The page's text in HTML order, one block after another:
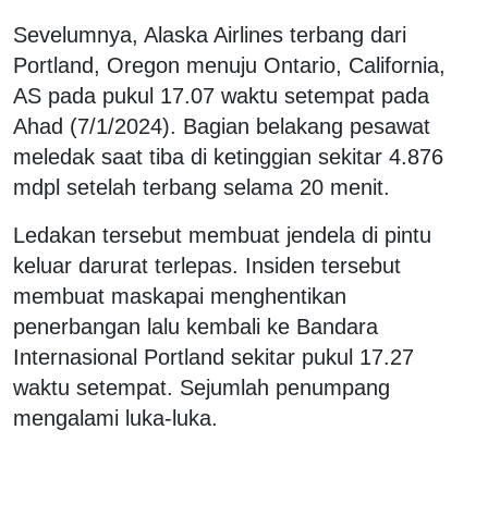
Sevelumnya, Alaska Airlines terbang dari
Portland, Oregon menuju Ontario, California,
AS pada pukul 17.07 waktu setempat pada
Ahad (7/1/2024). Bagian belakang pesawat
meledak saat tiba di ketinggian sekitar 4.876
mdpl setelah terbang selama 20 menit.
Ledakan tersebut membuat jendela di pintu
keluar darurat terlepas. Insiden tersebut
membuat maskapai menghentikan
penerbangan lalu kembali ke Bandara
Internasional Portland sekitar pukul 17.27
waktu setempat. Sejumlah penumpang
mengalami luka-luka.